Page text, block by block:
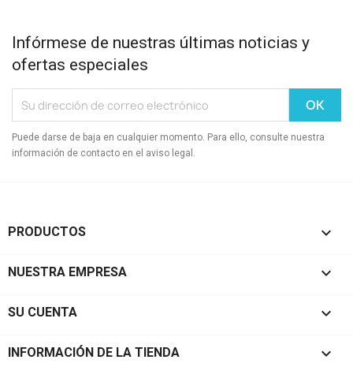
Infórmese de nuestras últimas noticias y
ofertas especiales
Puede darse de baja en cualquier momento. Para ello, consulte nuestra
información de contacto en el aviso legal.
PRODUCTOS 
NUESTRA EMPRESA 
SU CUENTA 
INFORMACIÓN DE LA TIENDA keyboard_arrow_down